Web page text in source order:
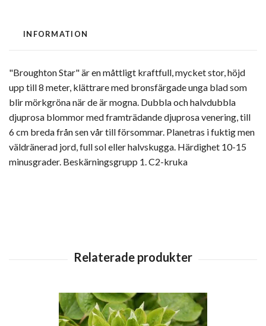
INFORMATION
"Broughton Star" är en måttligt kraftfull, mycket stor, höjd
upp till 8 meter, klättrare med bronsfärgade unga blad som
blir mörkgröna när de är mogna. Dubbla och halvdubbla
djuprosa blommor med framträdande djuprosa venering, till
6 cm breda från sen vår till försommar. Planetras i fuktig men
väldränerad jord, full sol eller halvskugga. Härdighet 10-15
minusgrader. Beskärningsgrupp 1. C2-kruka